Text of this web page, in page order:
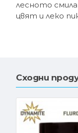
лесното
цвят и леко
Сходни